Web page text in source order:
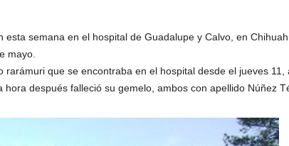
esta semana en el hospital de Guadalupe y Calvo, en
mayo.
rarámuri que se encontraba en el hospital desde el jueves
después falleció su gemelo, ambos con apellido Núñez